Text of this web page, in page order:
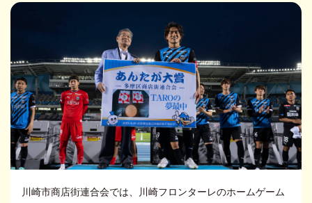
川崎市商店街連合会では、川崎フロンターレのホームゲーム